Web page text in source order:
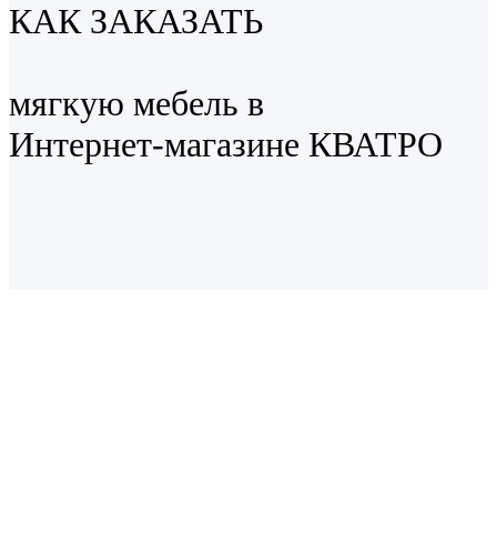
КАК ЗАКАЗАТЬ
мягкую мебель в
Интернет-магазине КВАТРО